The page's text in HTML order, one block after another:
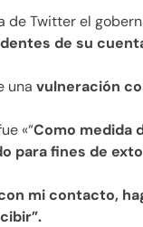
de Twitter el
de su
una vulneración
«“Como medida
para fines de
mi contacto,